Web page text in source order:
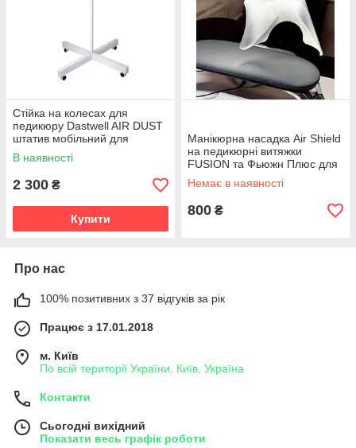
Стійка на колесах для
педикюру Dastwell AIR DUST
штатив мобільний для
педикюрної витяжки з
лампою
В наявності
2 300 ₴
Купити
Манікюрна насадка Air Shield
на педикюрні витяжки
FUSION та Фьюжн Плюс для
манікюру
Немає в наявності
800 ₴
Про нас
100% позитивних з 37 відгуків за рік
Працює з 17.01.2018
м. Київ
По всій території України, Київ, Україна
Контакти
Сьогодні вихідний
Показати весь графік роботи